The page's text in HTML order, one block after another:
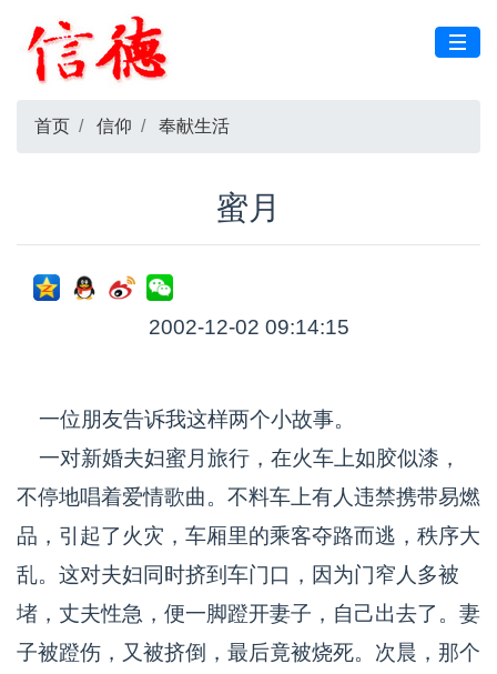
首页 信仰 奉献生活
蜜月
2002-12-02 09:14:15
一位朋友告诉我这样两个小故事。
一对新婚夫妇蜜月旅行，在火车上如胶似漆，
不停地唱着爱情歌曲。不料车上有人违禁携带易燃
品，引起了火灾，车厢里的乘客夺路而逃，秩序大
乱。这对夫妇同时挤到车门口，因为门窄人多被
堵，丈夫性急，便一脚蹬开妻子，自己出去了。妻
子被蹬伤，又被挤倒，最后竟被烧死。次晨，那个